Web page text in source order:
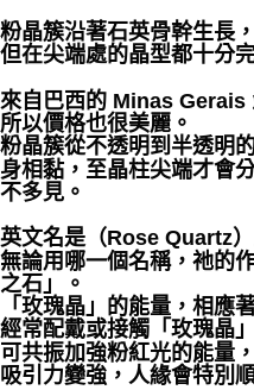
粉晶簇沿著石英骨幹生長
但在尖端處的晶型都十分
來自巴西的 Minas Gerais
所以價格也很美麗。
粉晶簇從不透明到半透明
身相黏，至晶柱尖端才會
不多見。
英文名是（Rose Quartz
無論用哪一個名稱，祂的
之石」。
「玫瑰晶」的能量，相應
經常配戴或接觸「玫瑰晶
可共振加強粉紅光的能量
吸引力變強，人緣會特別